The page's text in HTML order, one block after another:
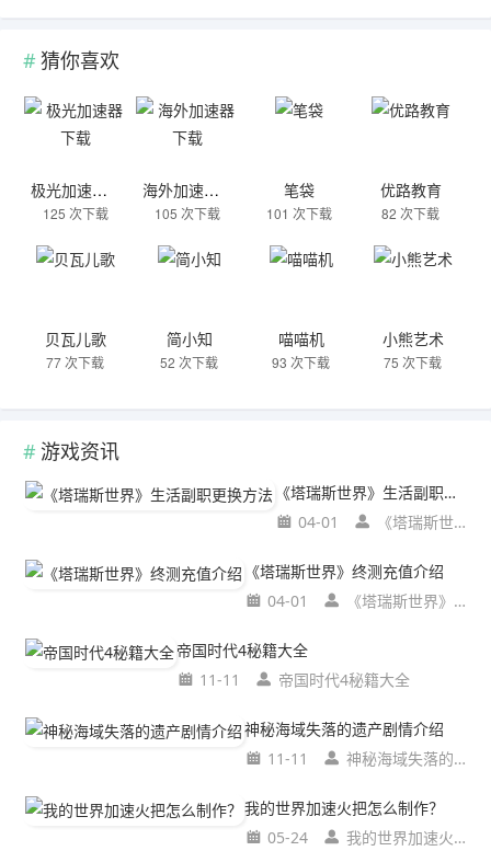
猜你喜欢
极光加速器下载
125 次下载
海外加速器下载
105 次下载
笔袋
101 次下载
优路教育
82 次下载
贝瓦儿歌
77 次下载
简小知
52 次下载
喵喵机
93 次下载
小熊艺术
75 次下载
游戏资讯
《塔瑞斯世界》生活副职更换方法
04-01
《塔瑞斯世界》生活副职更换方法
《塔瑞斯世界》终测充值介绍
04-01
《塔瑞斯世界》终测充值介绍
帝国时代4秘籍大全
11-11
帝国时代4秘籍大全
神秘海域失落的遗产剧情介绍
11-11
神秘海域失落的遗产剧情介绍
我的世界加速火把怎么制作？
05-24
我的世界加速火把怎么制作？